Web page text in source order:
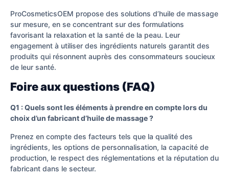
ProCosmeticsOEM propose des solutions d’huile de massage
sur mesure, en se concentrant sur des formulations
favorisant la relaxation et la santé de la peau. Leur
engagement à utiliser des ingrédients naturels garantit des
produits qui résonnent auprès des consommateurs soucieux
de leur santé.
Foire aux questions (FAQ)
Q1 : Quels sont les éléments à prendre en compte lors du
choix d’un fabricant d’huile de massage ?
Prenez en compte des facteurs tels que la qualité des
ingrédients, les options de personnalisation, la capacité de
production, le respect des réglementations et la réputation du
fabricant dans le secteur.